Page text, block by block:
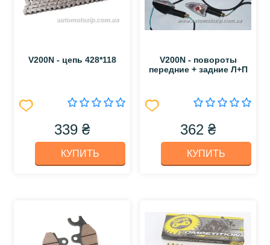
V200N - цепь 428*118
339 ₴
КУПИТЬ
V200N - повороты
передние + задние Л+П
362 ₴
КУПИТЬ